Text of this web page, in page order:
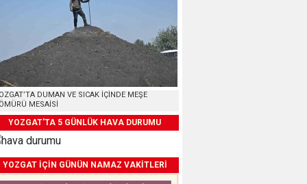
DUMAN VE SICAK İÇİNDE MEŞE
MESAİSİ
YOZGAT'TA 5 GÜNLÜK HAVA DURUMU
YOZGAT İÇİN GÜNÜN NAMAZ VAKİTLERİ